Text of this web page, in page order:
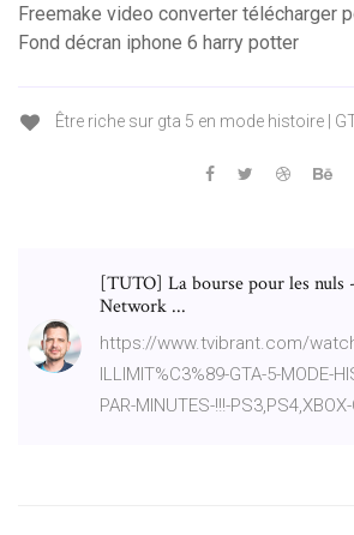
Freemake video converter télécharger
Fond décran iphone 6 harry potter
Être riche sur gta 5 en mode histoire |
[TUTO] La bourse pour les nuls -
Network ...
https://www.tvibrant.com/
ILLIMIT%C3%89-GTA-5-MODE-
PAR-MINUTES-!!!-